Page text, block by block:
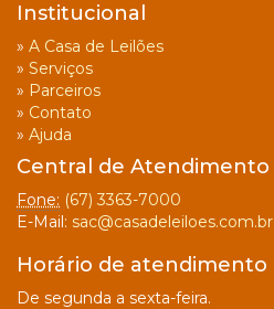
Institucional
» A Casa de Leilões
» Serviços
» Parceiros
» Contato
» Ajuda
Central de Atendimento
Fone: (67) 3363-7000
E-Mail: sac@casadeleiloes.com.br
Horário de atendimento
De segunda a sexta-feira.